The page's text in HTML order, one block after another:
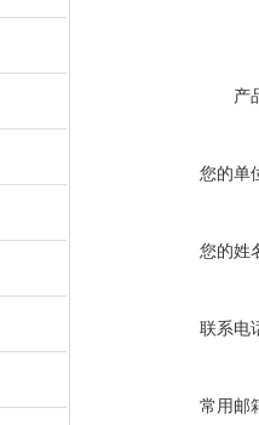
产
您的单
您的姓
联系电
常用邮